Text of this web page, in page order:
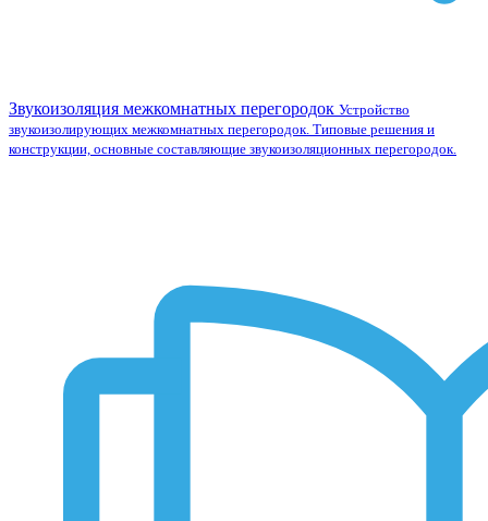
Звукоизоляция межкомнатных перегородок Устройство
звукоизолирующих межкомнатных перегородок. Типовые решения и
конструкции, основные составляющие звукоизоляционных перегородок.